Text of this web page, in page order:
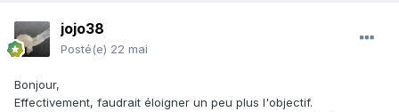
jojo38
Posté(e) 22 mai
Bonjour,
Effectivement, faudrait éloigner un peu plus l'objectif.